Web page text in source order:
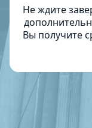
Не ждите
Вы получите